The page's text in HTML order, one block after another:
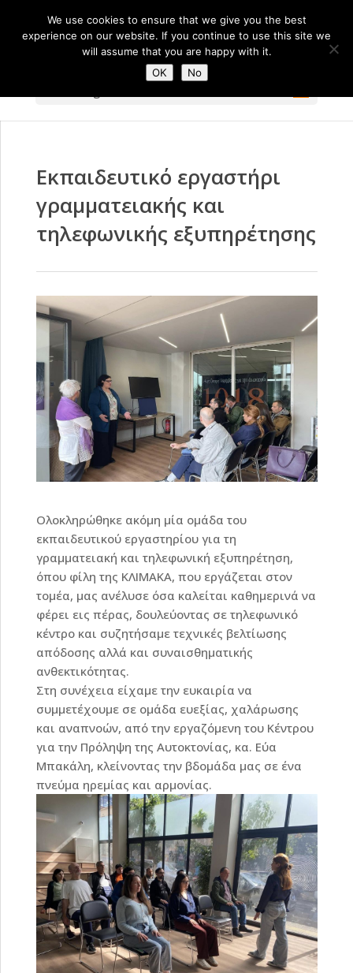
Εκπαιδευτικό εργαστήρι
γραμματειακής και
τηλεφωνικής εξυπηρέτησης
Ολοκληρώθηκε ακόμη μία ομάδα του
εκπαιδευτικού εργαστηρίου για τη
γραμματειακή και τηλεφωνική εξυπηρέτηση,
όπου φίλη της ΚΛΙΜΑΚΑ, που εργάζεται στον
τομέα, μας ανέλυσε όσα καλείται καθημερινά να
φέρει εις πέρας, δουλεύοντας σε τηλεφωνικό
κέντρο και συζητήσαμε τεχνικές βελτίωσης
απόδοσης αλλά και συναισθηματικής
ανθεκτικότητας.
Στη συνέχεια είχαμε την ευκαιρία να
συμμετέχουμε σε ομάδα ευεξίας, χαλάρωσης
και αναπνοών, από την εργαζόμενη του Κέντρου
για την Πρόληψη της Αυτοκτονίας, κα. Εύα
Μπακάλη, κλείνοντας την βδομάδα μας σε ένα
πνεύμα ηρεμίας και αρμονίας.
We use cookies to ensure that we give you the best
experience on our website. If you continue to use this site we
will assume that you are happy with it.
OK
No